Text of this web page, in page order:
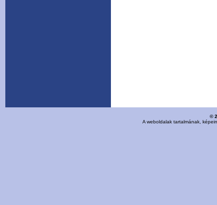
©
A weboldalak tartalmának,